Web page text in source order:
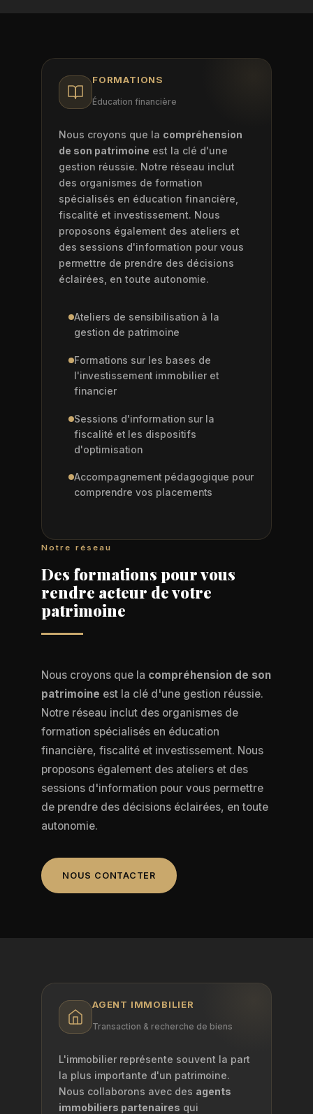
FORMATIONS
Éducation financière
Nous croyons que la compréhension
de son patrimoine est la clé d'une
gestion réussie. Notre réseau inclut
des organismes de formation
spécialisés en éducation financière,
fiscalité et investissement. Nous
proposons également des ateliers et
des sessions d'information pour vous
permettre de prendre des décisions
éclairées, en toute autonomie.
Ateliers de sensibilisation à la
gestion de patrimoine
Formations sur les bases de
l'investissement immobilier et
financier
Sessions d'information sur la
fiscalité et les dispositifs
d'optimisation
Accompagnement pédagogique pour
comprendre vos placements
Notre réseau
Des formations pour vous
rendre acteur de votre
patrimoine
Nous croyons que la compréhension de son
patrimoine est la clé d'une gestion réussie.
Notre réseau inclut des organismes de
formation spécialisés en éducation
financière, fiscalité et investissement. Nous
proposons également des ateliers et des
sessions d'information pour vous permettre
de prendre des décisions éclairées, en toute
autonomie.
NOUS CONTACTER
AGENT IMMOBILIER
Transaction & recherche de biens
L'immobilier représente souvent la part
la plus importante d'un patrimoine.
Nous collaborons avec des agents
immobiliers partenaires qui